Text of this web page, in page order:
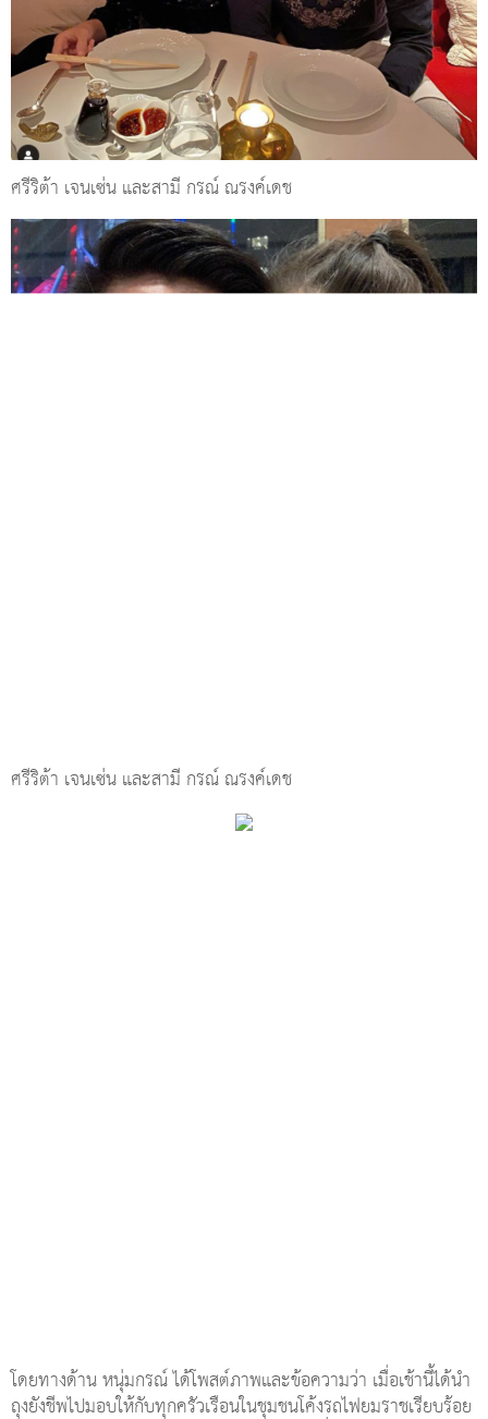
ศรีริต้า เจนเซ่น และสามี กรณ์ ณรงค์เดช
ศรีริต้า เจนเซ่น และสามี กรณ์ ณรงค์เดช
โดยทางด้าน หนุ่มกรณ์ ได้โพสต์ภาพและข้อความว่า เมื่อเช้านี้ได้นำ
ถุงยังชีพไปมอบให้กับทุกครัวเรือนในชุมชนโค้งรถไฟยมราชเรียบร้อย